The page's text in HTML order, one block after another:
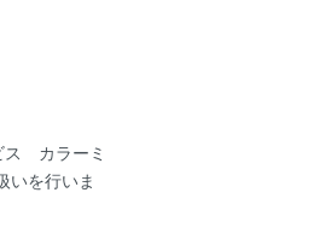
ス カラーミ
いを行いま